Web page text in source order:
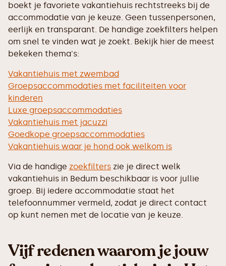
boekt je favoriete vakantiehuis rechtstreeks bij de
accommodatie van je keuze. Geen tussenpersonen,
eerlijk en transparant. De handige zoekfilters helpen
om snel te vinden wat je zoekt. Bekijk hier de meest
bekeken thema's:
Vakantiehuis met zwembad
Groepsaccommodaties met faciliteiten voor
kinderen
Luxe groepsaccommodaties
Vakantiehuis met jacuzzi
Goedkope groepsaccommodaties
Vakantiehuis waar je hond ook welkom is
Via de handige zoekfilters zie je direct welk
vakantiehuis in Bedum beschikbaar is voor jullie
groep. Bij iedere accommodatie staat het
telefoonnummer vermeld, zodat je direct contact
op kunt nemen met de locatie van je keuze.
Vijf redenen waarom je jouw